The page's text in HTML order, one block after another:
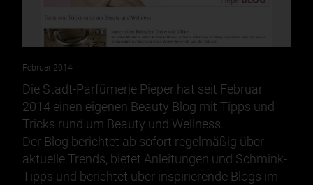
Februar 2014
Die Stadt-Parfümerie Pieper hat seit Februar
2014 einen eigenen Beauty Blog mit Tipps und
Tricks rund um Beauty und Wellness.
Der Blog berichtet ab sofort regelmäßig über
aktuelle Trends, bietet Anleitungen und Schmink-
Tipps und berichtet über inspirierende Blogs im